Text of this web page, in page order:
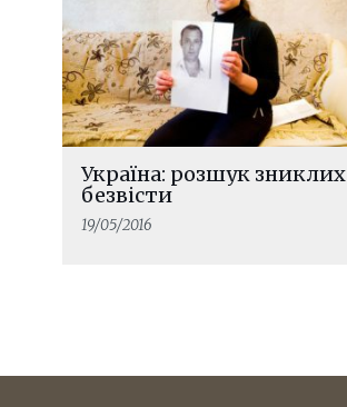
Україна: розшук зниклих
безвісти
19/05/2016